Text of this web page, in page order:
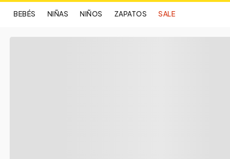
BEBÉS NIÑAS NIÑOS ZAPATOS SALE